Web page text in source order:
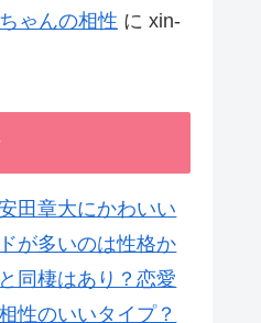
ゃんの相性 に xin-
田章大にかわいい
が多いのは性格か
同棲はあり？恋愛
性のいいタイプ？